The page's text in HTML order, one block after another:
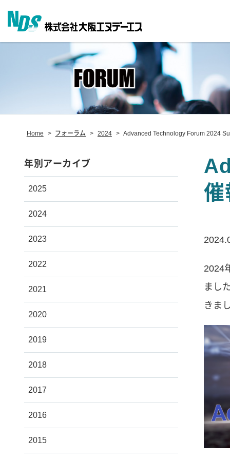
Home > フォーラム > 2024 > Advanced Technology Forum 2024
催
2024
まし
きま
年別アーカイブ
2025
2024
2023
2022
2021
2020
2019
2018
2017
2016
2015